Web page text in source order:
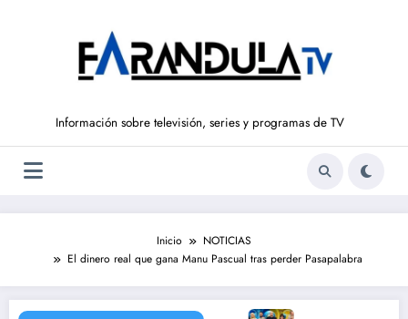
Información sobre televisión, series y programas de TV
Inicio
NOTICIAS
El dinero real que gana Manu Pascual tras perder Pasapalabra